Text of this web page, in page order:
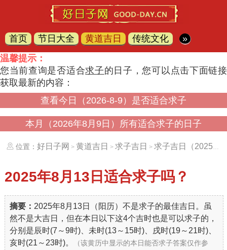
首页 节日大全 黄道吉日 传统文化
»
温馨提示：
您当前查询是否适合求子的日子，您可以点击下面链接
获取最新的内容：
查看今日（2026-8-9）是否适合求子
本月（2026年8月9日）所有适合求子的日子
位置： 好日子网 > 黄道吉日 > 求子吉日 > 求子吉日（20250813）
2025年8月13日 适合求子吗？
摘要： 2025年8月13日（阳历）不是求子的最佳吉日。虽
然不是大吉日，但在本日以下这4个吉时也是可以求子的，
分别是辰时(7～9时)、未时(13～15时)、戌时(19～21时)、
亥时(21～23时)。
（该黄历中显示的本日能否求子答案仅作参